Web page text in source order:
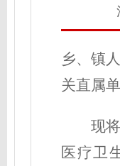
乡、镇
关直属
现
医疗卫